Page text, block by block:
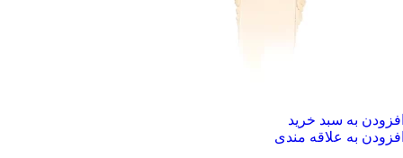
به سبد خرید
به علاقه مندی